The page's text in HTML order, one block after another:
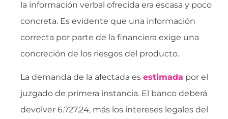
la información verbal ofrecida era escasa y poco
concreta. Es evidente que una información
correcta por parte de la financiera exige una
concreción de los riesgos del producto.
La demanda de la afectada es estimada por el
juzgado de primera instancia. El banco deberá
devolver 6.727,24, más los intereses legales del